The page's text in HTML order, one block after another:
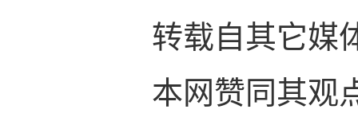
转载自其它媒
本网赞同其观